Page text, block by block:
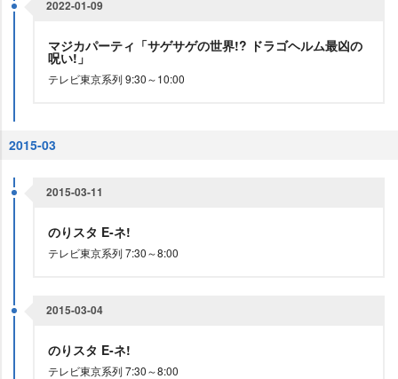
2022-01-09
マジカパーティ「サゲサゲの世界!? ドラゴヘルム最凶の
呪い!」
テレビ東京系列 9:30～10:00
2015-03
2015-03-11
のりスタ E‐ネ!
テレビ東京系列 7:30～8:00
2015-03-04
のりスタ E‐ネ!
テレビ東京系列 7:30～8:00